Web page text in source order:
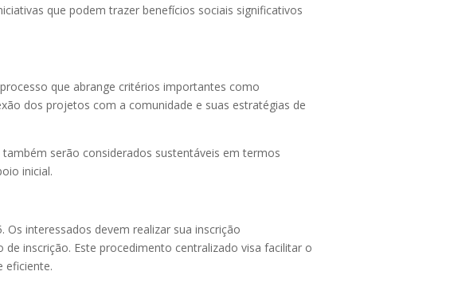
que podem trazer benefícios sociais significativos
que abrange critérios importantes como
dos projetos com a comunidade e suas estratégias de
serão considerados sustentáveis em termos
inicial.
interessados devem realizar sua inscrição
inscrição. Este procedimento centralizado visa facilitar o
eficiente.